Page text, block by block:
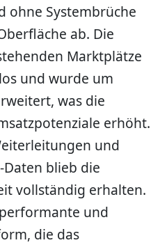
ohne Systembrüche
ab. Die
Marktplätze
und wurde um
was die
erhöht.
und
blieb die
vollständig erhalten.
und
die das